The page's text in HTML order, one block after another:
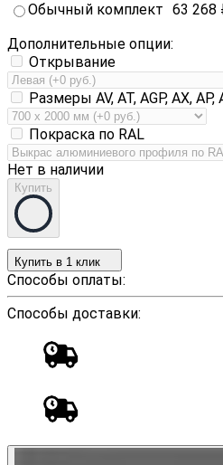
Обычный комплект 63 268
Дополнительные опции:
Открывание
Размеры AV, AT, AGP, AX, AP,
Покраска по RAL
Нет в наличии
Купить
Купить в 1 клик
Способы оплаты:
Способы доставки: